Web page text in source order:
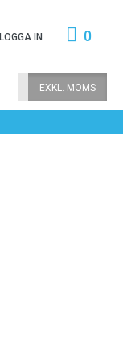
0
LOGGA IN
EXKL. MOMS